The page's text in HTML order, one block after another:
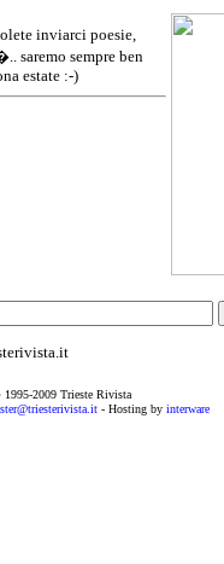
inviarci poesie,
saremo sempre ben
estate :-)
-2009 Trieste Rivista
- Hosting by interware